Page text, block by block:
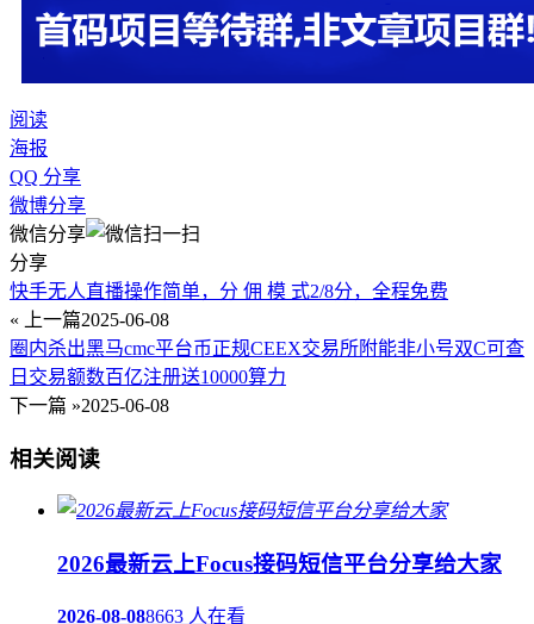
阅读
海报
QQ 分享
微博分享
微信分享
分享
快手无人直播操作简单，分 佣 模 式2/8分，全程免费
« 上一篇2025-06-08
圈内杀出黑马cmc平台币正规CEEX交易所附能非小号双C可查
日交易额数百亿注册送10000算力
下一篇 »2025-06-08
相关阅读
2026最新云上Focus接码短信平台分享给大家
2026-08-088663 人在看